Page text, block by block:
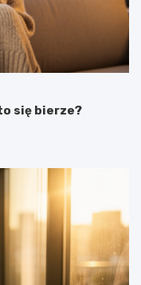
się bierze?